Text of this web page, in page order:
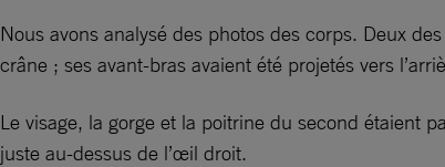
Nous avons analysé des photos des corps. Deux
crâne ; ses avant-bras avaient été projetés vers
Le visage, la gorge et la poitrine du second étaient
juste au-dessus de l’œil droit.